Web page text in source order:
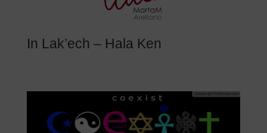
In Lak’ech – Hala Ken